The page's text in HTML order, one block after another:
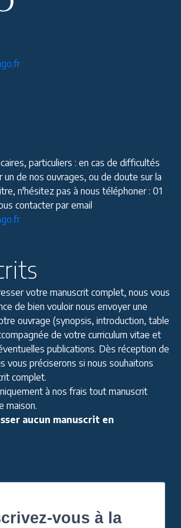
particuliers : en cas de difficultés
un de nos ouvrages, ou de doute sur la
n'hésitez pas à nous téléphoner : 01
contacter par email
votre manuscrit complet, nous vous
de bien vouloir nous envoyer une
ouvrage (synopsis, introduction, table
de votre curriculum vitae et
publications. Dès réception de
vous préciserons si nous souhaitons
complet.
à nos frais tout manuscrit
maison.
aucun manuscrit en
vous à la